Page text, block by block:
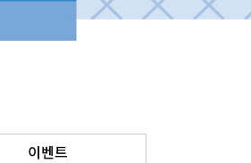
이벤트